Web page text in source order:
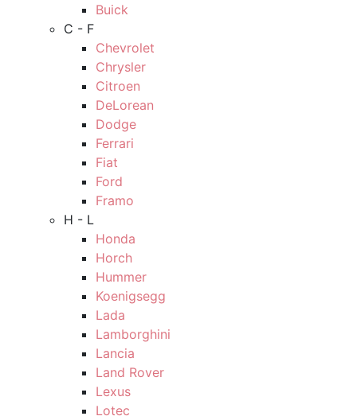
Buick
C - F
Chevrolet
Chrysler
Citroen
DeLorean
Dodge
Ferrari
Fiat
Ford
Framo
H - L
Honda
Horch
Hummer
Koenigsegg
Lada
Lamborghini
Lancia
Land Rover
Lexus
Lotec